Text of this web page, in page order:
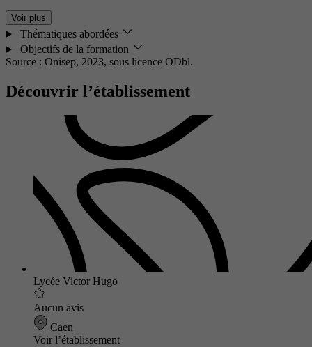
Voir plus
Thématiques abordées
Objectifs de la formation
Source : Onisep, 2023, sous licence ODbl.
Découvrir l’établissement
Lycée Victor Hugo
Aucun avis
Caen
Voir l’établissement